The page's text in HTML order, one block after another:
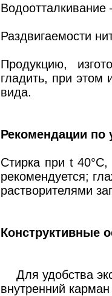
Раздвигаемости
Продукцию,
гладить, при этом
вида.
Рекомендации по
Стирка при t
рекомендуется;
растворителями
Конструктивные
Для удобства
внутренний